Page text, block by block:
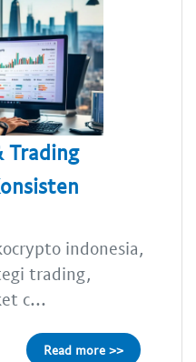
Trading
indonesia,
trading,
c...
Read more >>